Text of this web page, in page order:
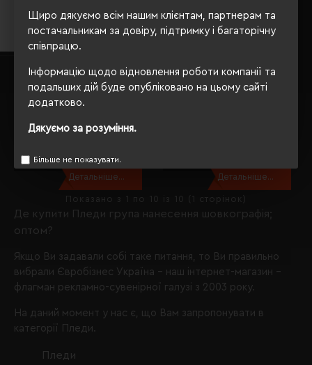
Щиро дякуємо всім нашим клієнтам, партнерам та
постачальникам за довіру, підтримку і багаторічну
співпрацю.
Інформацію щодо відновлення роботи компанії та
подальших дій буде опубліковано на цьому сайті
додатково.
Дякуємо за розуміння.
Більше не показувати.
Де купити Пледи група нанесення шовкографія;
оптом?
Якщо Ви задавали собі таке питання, то Ви правильно
вибрали Євробізнес Україна - наш інтернет-магазин -
флагман рекламно-сувенірної галузі з 2003 року.
На даний момент у нас є, що Вам запропонувати в
категорії Пледи.
Пледи
Кількість кольорів:
V8095(Voyager)
Плед флісовий двосторонній
Voyager Lane 120х130 см
мультикольоровий - V8095-99
Детальніше...
Плед-подушка флісовий
Schwarzwolf Amiata 125х170 см
темно-сірий - F5600600AJ3
Детальніше...
Показано з 1 по 10 із 10 (1 сторінок)